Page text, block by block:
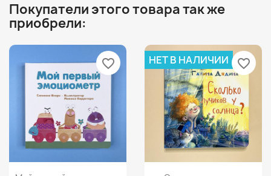
Покупатели этого товара так же
приобрели:
favorite_border НЕТ В НАЛИЧИИ favorite_border